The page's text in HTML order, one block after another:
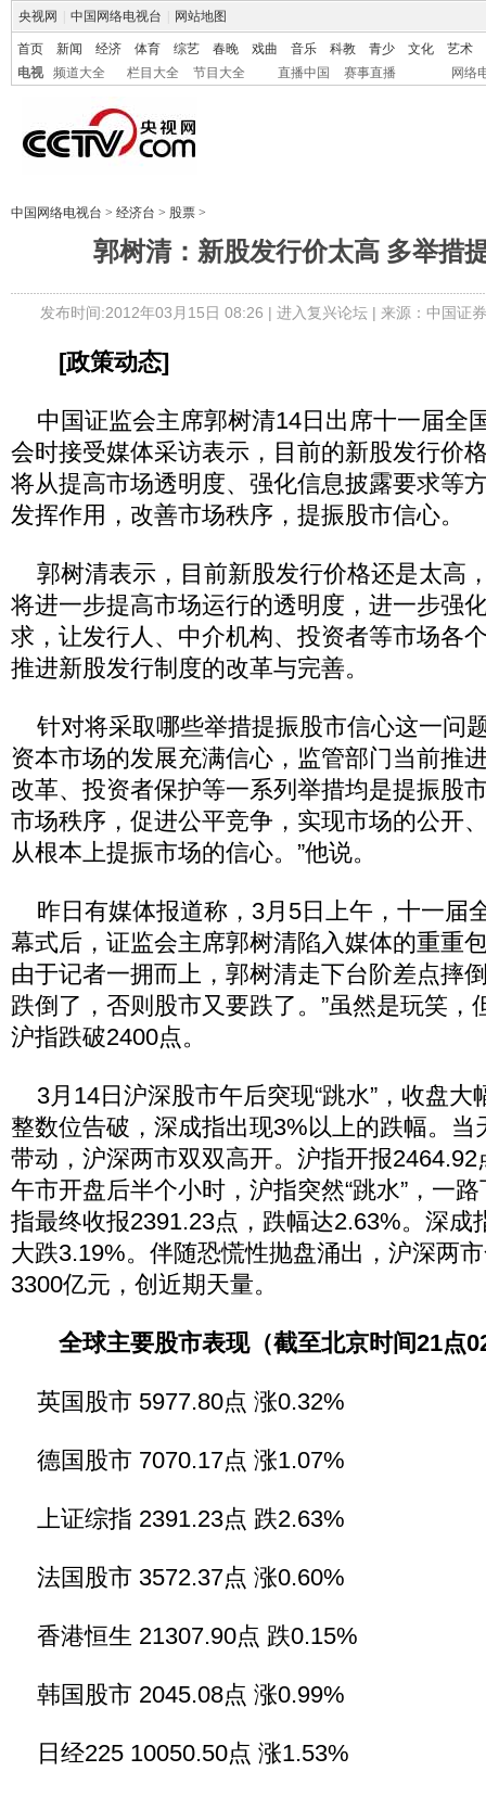
央视网 中国网络电视台 网站地图
首页 新闻 经济 体育 综艺 春晚 戏曲 音乐 科教 青少 文化
艺术
电视
频道大全 栏目大全 节目大全 直播中国 赛事直播 网络
中国网络电视台 > 经济台 > 股票 >
郭树清：新股发行价太高 多举措
发布时间:2012年03月15日 08:26 | 进入复兴论坛 | 来源：中国证
[政策动态]
中国证监会主席郭树清14日出席十一届全
会时接受媒体采访表示，目前的新股发行价
将从提高市场透明度、强化信息披露要求等
发挥作用，改善市场秩序，提振股市信心。
郭树清表示，目前新股发行价格还是太高
将进一步提高市场运行的透明度，进一步强
求，让发行人、中介机构、投资者等市场各
推进新股发行制度的改革与完善。
针对将采取哪些举措提振股市信心这一问
资本市场的发展充满信心，监管部门当前推
改革、投资者保护等一系列举措均是提振股
市场秩序，促进公平竞争，实现市场的公开
从根本上提振市场的信心。”他说。
昨日有媒体报道称，3月5日上午，十一届
幕式后，证监会主席郭树清陷入媒体的重重
由于记者一拥而上，郭树清走下台阶差点摔
跌倒了，否则股市又要跌了。”虽然是玩笑，
沪指跌破2400点。
3月14日沪深股市午后突现“跳水”，收盘大
整数位告破，深成指出现3%以上的跌幅。当
带动，沪深两市双双高开。沪指开报
午市开盘后半个小时，沪指突然“跳水”，一
指最终收报2391.23点，跌幅达2.63%。深成
大跌3.19%。伴随恐慌性抛盘涌出，沪深两
3300亿元，创近期天量。
全球主要股市表现（截至北京时间21点
英国股市 5977.80点 涨0.32%
德国股市 7070.17点 涨1.07%
上证综指 2391.23点 跌2.63%
法国股市 3572.37点 涨0.60%
香港恒生 21307.90点 跌0.15%
韩国股市 2045.08点 涨0.99%
日经225 10050.50点 涨1.53%